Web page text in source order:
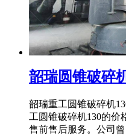
韶瑞圆锥破碎
韶瑞重工圆锥破碎机
工圆锥破碎机130的价
售前售后服务。公司